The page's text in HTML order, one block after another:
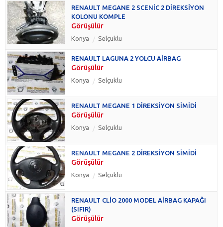
RENAULT MEGANE 2 SCENİC 2 DİREKSİYON
KOLONU KOMPLE
Görüşülür
Konya Selçuklu
RENAULT LAGUNA 2 YOLCU AİRBAG
Görüşülür
Konya Selçuklu
RENAULT MEGANE 1 DİREKSİYON SİMİDİ
Görüşülür
Konya Selçuklu
RENAULT MEGANE 2 DİREKSİYON SİMİDİ
Görüşülür
Konya Selçuklu
RENAULT CLİO 2000 MODEL AİRBAG KAPAĞI
(SIFIR)
Görüşülür